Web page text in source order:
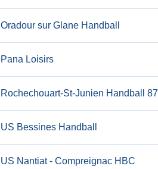
Oradour sur Glane Handball
Pana Loisirs
Rochechouart-St-Junien Handball 87
US Bessines Handball
US Nantiat - Compreignac HBC